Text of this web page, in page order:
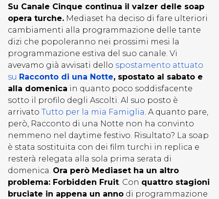
Su Canale Cinque continua il valzer delle soap
opera turche. Mediaset ha deciso di fare ulteriori
cambiamenti alla programmazione delle tante
dizi che popoleranno nei prossimi mesi la
programmazione estiva del suo canale. Vi
avevamo già avvisati dello spostamento attuato
su Racconto di una Notte, spostato al sabato e
alla domenica in quanto poco soddisfacente
sotto il profilo degli Ascolti. Al suo posto è
arrivato Tutto per la mia Famiglia. A quanto pare,
però, Racconto di una Notte non ha convinto
nemmeno nel daytime festivo. Risultato? La soap
è stata sostituita con dei film turchi in replica e
resterà relegata alla sola prima serata di
domenica. Ora però Mediaset ha un altro
problema: Forbidden Fruit. Con quattro stagioni
bruciate in appena un anno di programmazione